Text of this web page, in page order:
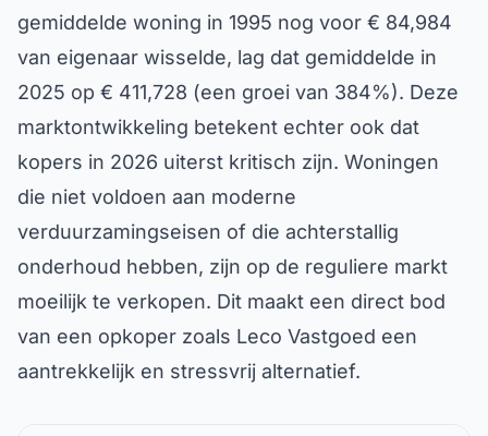
gemiddelde woning in 1995 nog voor € 84,984
van eigenaar wisselde, lag dat gemiddelde in
2025 op € 411,728 (een groei van 384%). Deze
marktontwikkeling betekent echter ook dat
kopers in 2026 uiterst kritisch zijn. Woningen
die niet voldoen aan moderne
verduurzamingseisen of die achterstallig
onderhoud hebben, zijn op de reguliere markt
moeilijk te verkopen. Dit maakt een direct bod
van een opkoper zoals Leco Vastgoed een
aantrekkelijk en stressvrij alternatief.